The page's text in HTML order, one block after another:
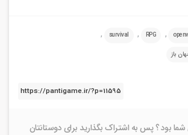
,
RPG
,
survival
,
باز
بود ؟ پس به اشتراک بگذارید برای دوستانتان